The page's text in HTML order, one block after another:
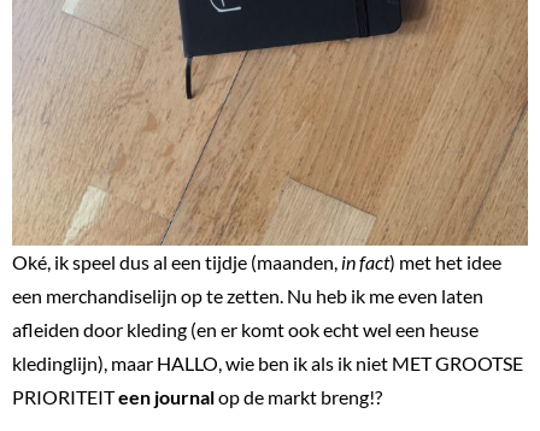
Oké, ik speel dus al een tijdje (maanden, in fact) met het idee
een merchandiselijn op te zetten. Nu heb ik me even laten
afleiden door kleding (en er komt ook echt wel een heuse
kledinglijn), maar HALLO, wie ben ik als ik niet MET GROOTSE
PRIORITEITeen journalop de markt breng!?